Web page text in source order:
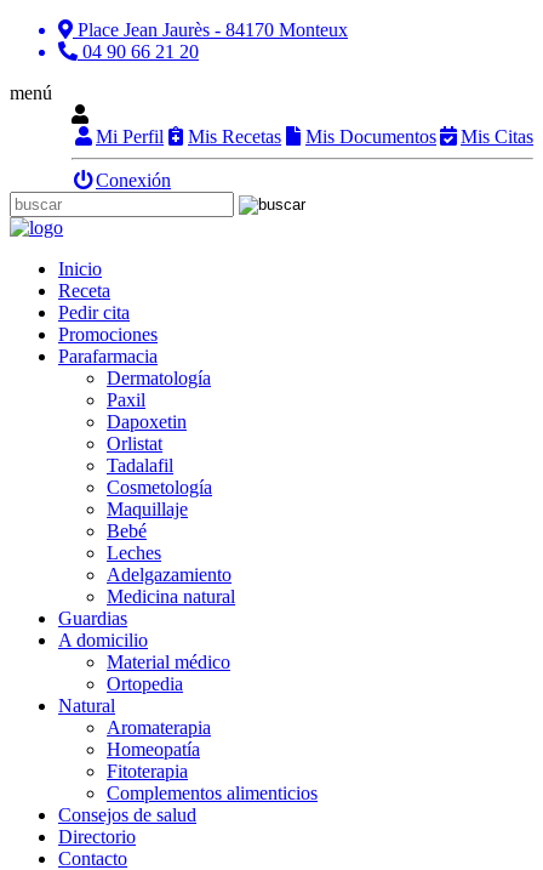
Place Jean Jaurès - 84170 Monteux
04 90 66 21 20
menú
Mi Perfil Mis Recetas Mis Documentos Mis Citas
Conexión
Inicio
Receta
Pedir cita
Promociones
Parafarmacia
Dermatología
Paxil
Dapoxetin
Orlistat
Tadalafil
Cosmetología
Maquillaje
Bebé
Leches
Adelgazamiento
Medicina natural
Guardias
A domicilio
Material médico
Ortopedia
Natural
Aromaterapia
Homeopatía
Fitoterapia
Complementos alimenticios
Consejos de salud
Directorio
Contacto